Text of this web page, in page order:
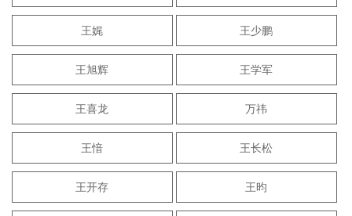
王娓 王少鹏
王旭辉 王学军
王喜龙 万祎
王愔 王长松
王开存 王昀